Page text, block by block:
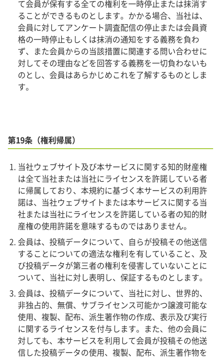
て会員が保有する全ての権利を一時停止または抹消す
ることができるものとします。かかる場合、当社は、
会員に対してアンケート調査配信の停止または会員資
格の一時停止もしくは抹消の通知をする義務を負わ
ず、また会員からの当該措置に関連する問い合わせに
対してその理由などを回答する義務を一切負わないも
のとし、会員はあらかじめこれを了解するものとしま
す。
第19条（権利帰属）
当社ウェブサイト及び本サービスに関する知的財産権
は全て当社または当社にライセンスを許諾している者
に帰属しており、本規約に基づく本サービスの利用許
諾は、当社ウェブサイトまたは本サービスに関する当
社または当社にライセンスを許諾している者の知的財
産権の使用許諾を意味するものではありません。
会員は、投稿データについて、自らが投稿その他送信
することについての適法な権利を有していること、及
び投稿データが第三者の権利を侵害していないことに
ついて、当社に対し表明し、保証するものとします。
会員は、投稿データについて、当社に対し、世界的、
非独占的、無償、サブライセンス可能かつ譲渡可能な
使用、複製、配布、派生著作物の作成、表示及び実行
に関するライセンスを付与します。また、他の会員に
対しても、本サービスを利用して会員が投稿その他送
信した投稿データの使用、複製、配布、派生著作物を